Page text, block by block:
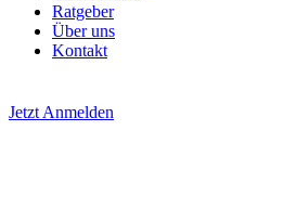
Ratgeber
Über uns
Kontakt
Jetzt Anmelden